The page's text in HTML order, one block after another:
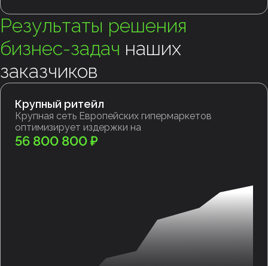
Результаты решения
бизнес-задач наших
заказчиков
Крупный ритейл
Крупная сеть Европейских гипермаркетов
оптимизирует издержки на
56 800 800 ₽